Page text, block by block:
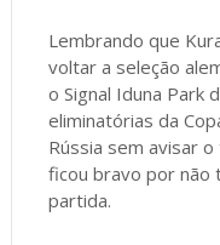
Lembrando que
voltar a seleção
o Signal Iduna Park
eliminatórias da
Rússia sem avisar
ficou bravo por não
partida.